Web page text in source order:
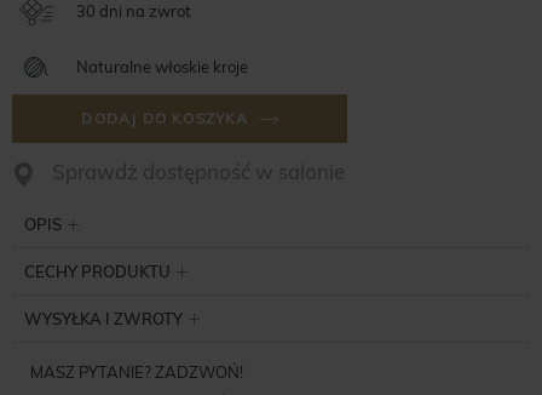
30 dni na zwrot
Naturalne włoskie kroje
DODAJ DO KOSZYKA
Sprawdż dostępność w salonie
OPIS
CECHY PRODUKTU
WYSYŁKA I ZWROTY
MASZ PYTANIE? ZADZWOŃ!